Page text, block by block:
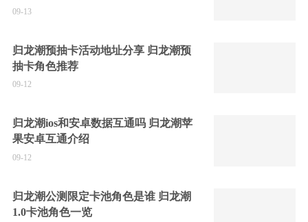
09-13
归龙潮预抽卡活动地址分享 归龙潮预
抽卡角色推荐
09-12
归龙潮ios和安卓数据互通吗 归龙潮苹
果安卓互通介绍
09-12
归龙潮公测限定卡池角色是谁 归龙潮
1.0卡池角色一览